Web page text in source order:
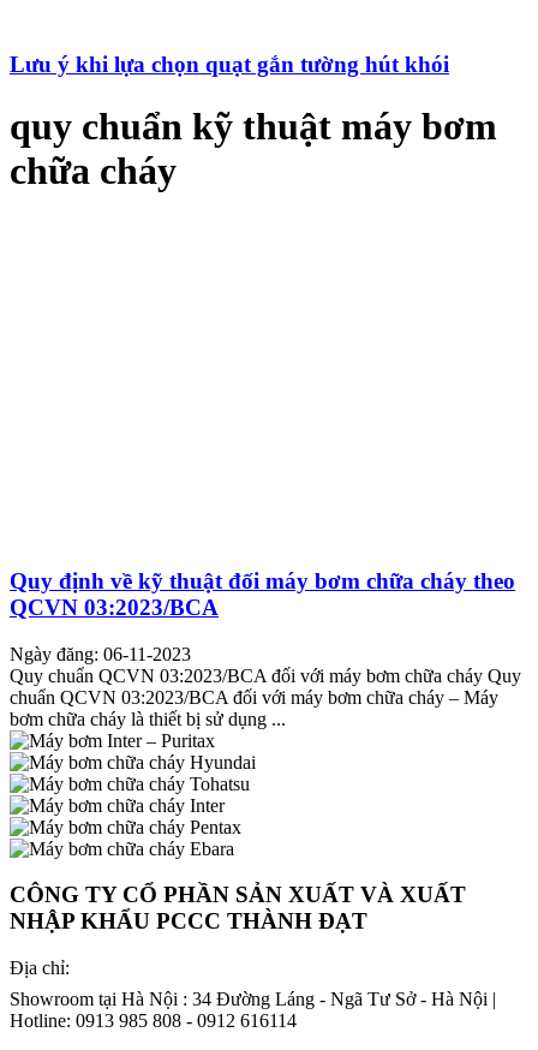
Lưu ý khi lựa chọn quạt gắn tường hút khói
quy chuẩn kỹ thuật máy bơm
chữa cháy
Quy định về kỹ thuật đối máy bơm chữa cháy theo
QCVN 03:2023/BCA
Ngày đăng: 06-11-2023
Quy chuẩn QCVN 03:2023/BCA đối với máy bơm chữa cháy Quy
chuẩn QCVN 03:2023/BCA đối với máy bơm chữa cháy – Máy
bơm chữa cháy là thiết bị sử dụng ...
CÔNG TY CỔ PHẦN SẢN XUẤT VÀ XUẤT
NHẬP KHẨU PCCC THÀNH ĐẠT
Địa chỉ:
Showroom tại Hà Nội : 34 Đường Láng - Ngã Tư Sở - Hà Nội |
Hotline: 0913 985 808 - 0912 616114